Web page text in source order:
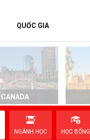
QUỐC GIA
CANADA
NGÀNH HỌC HỌC BỔNG